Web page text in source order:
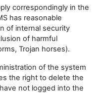
correspondingly in the
has reasonable
of internal security
of harmful
Trojan horses).
of the system
the right to delete the
not logged into the